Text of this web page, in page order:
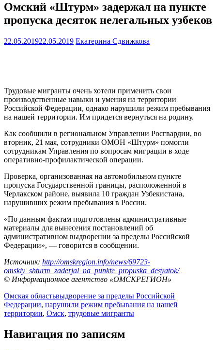
Омский «Штурм» задержал на пункте
пропуска десяток нелегальных узбеков
22.05.201922.05.2019 Екатерина Сдвижкова
Трудовые мигранты очень хотели применить свои
производственные навыки и умения на территории
Российской Федерации, однако нарушили режим пребывания
на нашей территории. Им придется вернуться на родину.
Как сообщили в региональном Управлении Росгвардии, во
вторник, 21 мая, сотрудники ОМОН «Штурм» помогли
сотрудникам Управления по вопросам миграции в ходе
оперативно-профилактической операции.
Проверка, организованная на автомобильном пункте
пропуска Государственной границы, расположенной в
Черлакском районе, выявила 10 граждан Узбекистана,
нарушивших режим пребывания в России.
«По данным фактам подготовлены административные
материалы для вынесения постановлений об
административном выдворении за пределы Российской
Федерации», — говорится в сообщении.
Источник: http://omskregion.info/news/69723-
omskiy_shturm_zaderjal_na_punkte_propuska_desyatok/
© Информационное агентство «ОМСКРЕГИОН»
Омская областьвыдворение за пределы Российской
Федерации, нарушили режим пребывания на нашей
территории, Омск, трудовые мигранты
Навигация по записям